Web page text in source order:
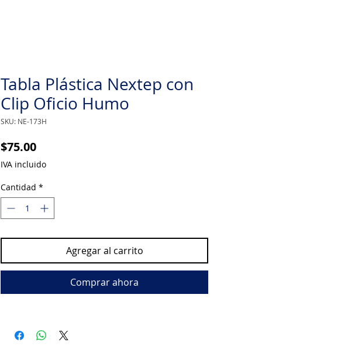
Tabla Plástica Nextep con
Clip Oficio Humo
SKU: NE-173H
$75.00Precio
IVA incluido
Cantidad *
Agregar al carrito
Comprar ahora